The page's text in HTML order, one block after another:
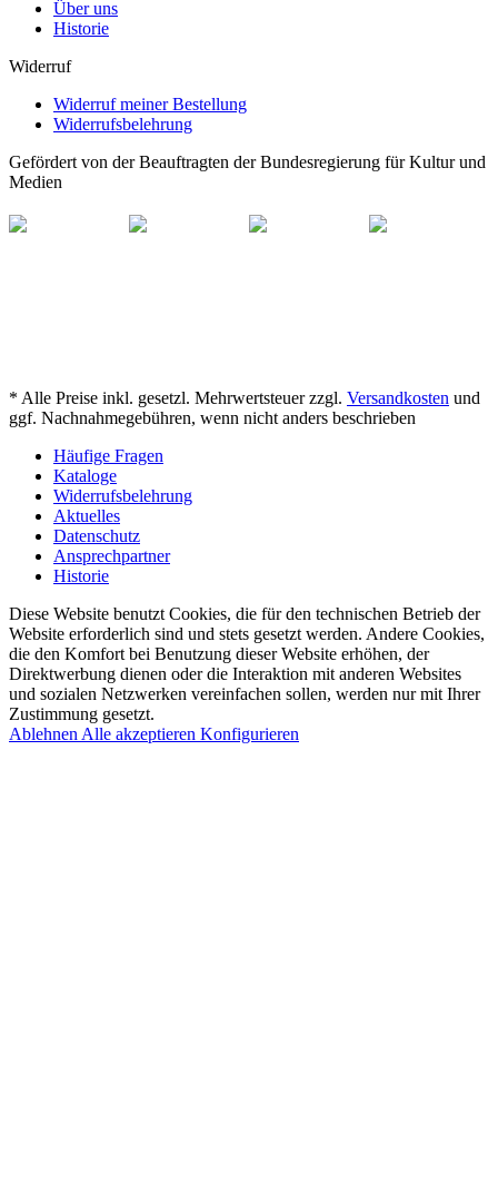
Über uns
Historie
Widerruf
Widerruf meiner Bestellung
Widerrufsbelehrung
Gefördert von der Beauftragten der Bundesregierung für Kultur und
Medien
* Alle Preise inkl. gesetzl. Mehrwertsteuer zzgl. Versandkosten und
ggf. Nachnahmegebühren, wenn nicht anders beschrieben
Häufige Fragen
Kataloge
Widerrufsbelehrung
Aktuelles
Datenschutz
Ansprechpartner
Historie
Diese Website benutzt Cookies, die für den technischen Betrieb der
Website erforderlich sind und stets gesetzt werden. Andere Cookies,
die den Komfort bei Benutzung dieser Website erhöhen, der
Direktwerbung dienen oder die Interaktion mit anderen Websites
und sozialen Netzwerken vereinfachen sollen, werden nur mit Ihrer
Zustimmung gesetzt.
AblehnenAlle akzeptieren Konfigurieren